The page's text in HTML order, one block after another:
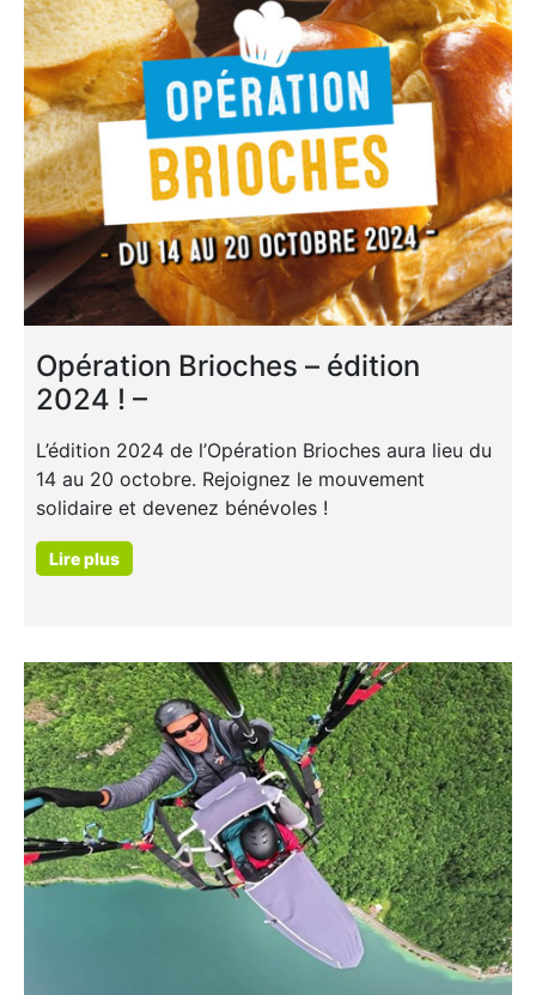
Opération Brioches – édition
2024 ! –
L’édition 2024 de l’Opération Brioches aura lieu du
14 au 20 octobre. Rejoignez le mouvement
solidaire et devenez bénévoles !
Lire plus